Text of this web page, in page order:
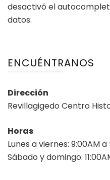
desactivó el
datos.
ENCUÉNTRANOS
Dirección
Revillagigedo Centro
Horas
Lunes a viernes: 9:00AM a
Sábado y domingo: